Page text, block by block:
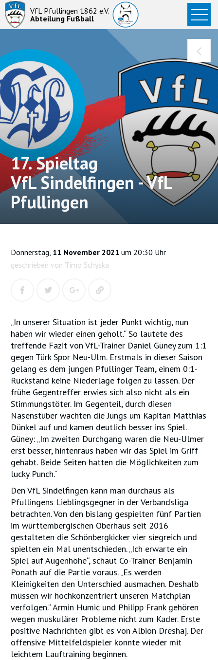
VfL Pfullingen 1862 e.V.
Abteilung Fußball
Startseite
News
Aktive
Junioren
Abteilung
17. Spieltag
VfL Sindelfingen - VfL
Pfullingen
Donnerstag, 11 November 2021 um 20:30 Uhr
geschrieben von Timo Schyska
„In unserer Situation ist jeder Punkt wichtig, nun
haben wir wieder einen geholt.“ So lautete des
treffende Fazit von VfL-Trainer Daniel Güney zum 1:1
gegen Türk Spor Neu-Ulm. Erstmals in dieser Saison
gelang es dem jungen Pfullinger Team, einem 0:1-
Rückstand keine Niederlage folgen zu lassen. Der
frühe Gegentreffer erwies sich also nicht als ein
Stimmungstöter. Im Gegenteil, durch diesen
Nasenstüber wachten die Jungs um Kapitän Matthias
Dünkel auf und kamen deutlich besser ins Spiel.
Güney: „Im zweiten Durchgang waren die Neu-Ulmer
erst besser, hintenraus haben wir das Spiel im Griff
gehabt. Beide Seiten hatten die Möglichkeiten zum
lucky Punch.“
Den VfL Sindelfingen kann man durchaus als
Pfullingens Lieblingsgegner in der Verbandsliga
betrachten. Von den bislang gespielten fünf Partien
im württembergischen Oberhaus seit 2016
gestalteten die Schönbergkicker vier siegreich und
spielten ein Mal unentschieden. „Ich erwarte ein
Spiel auf Augenhöhe“, schaut Co-Trainer Benjamin
Ponath auf die Partie voraus. „Es werden
Kleinigkeiten den Unterschied ausmachen. Deshalb
müssen wir hochkonzentriert unseren Matchplan
verfolgen.“ Armin Humic und Philipp Frank gehören
wegen muskulärer Probleme nicht zum Kader. Erste
positive Nachrichten gibt es von Albion Dreshaj. Der
offensive Mittelfeldspieler konnte wieder mit
leichtem Lauftraining beginnen.